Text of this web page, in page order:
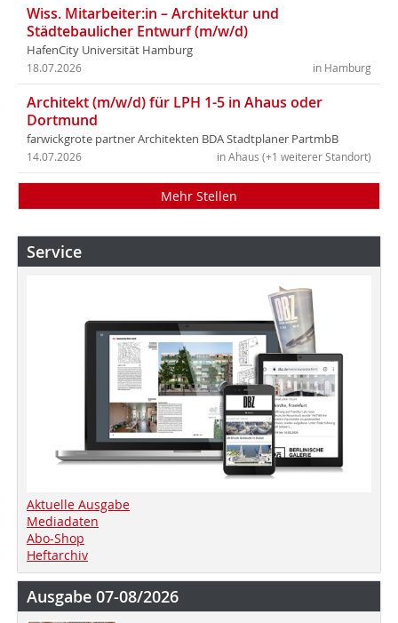
Wiss. Mitarbeiter:in – Architektur und
Städtebaulicher Entwurf (m/w/d)
HafenCity Universität Hamburg
in Hamburg
18.07.2026
Architekt (m/w/d) für LPH 1-5 in Ahaus oder
Dortmund
farwickgrote partner Architekten BDA Stadtplaner PartmbB
in Ahaus (+1 weiterer Standort)
14.07.2026
Mehr Stellen
Service
Aktuelle Ausgabe
Mediadaten
Abo-Shop
Heftarchiv
Ausgabe 07-08/2026